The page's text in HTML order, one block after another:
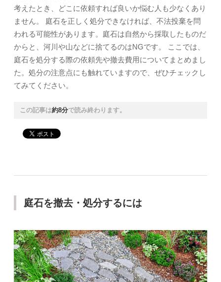
考えたとき、どこに依頼すれば良いか悩む人も少なくあり
ません。 庭石を正しく処分できなければ、不法投棄を問
われる可能性があります。庭石は自然から採取したものだ
からと、河川や山などに捨てるのはNGです。 ここでは、
庭石を処分する際の依頼先や撤去費用についてまとめまし
た。処分の注意点にも触れていますので、ぜひチェックし
てみてください。
この記事は約8分で読み終わります。
庭石を撤去・処分するには